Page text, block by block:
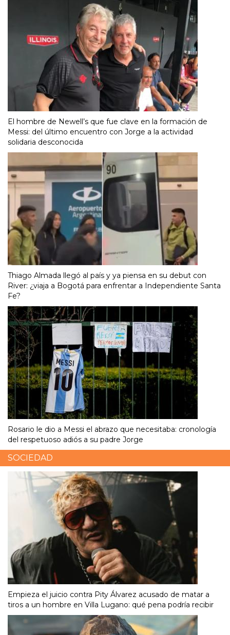
El hombre de Newell’s que fue clave en la formación de
Messi: del último encuentro con Jorge a la actividad
solidaria desconocida
Thiago Almada llegó al país y ya piensa en su debut con
River: ¿viaja a Bogotá para enfrentar a Independiente Santa
Fe?
Rosario le dio a Messi el abrazo que necesitaba: cronología
del respetuoso adiós a su padre Jorge
SOCIEDAD
Empieza el juicio contra Pity Álvarez acusado de matar a
tiros a un hombre en Villa Lugano: qué pena podría recibir